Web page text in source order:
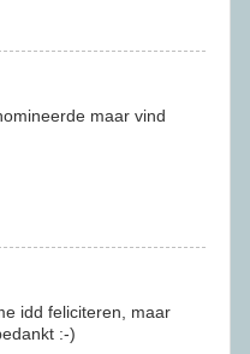
maar vind
idd feliciteren, maar
:-)